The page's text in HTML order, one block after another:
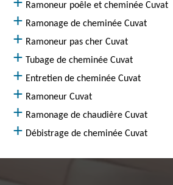
Ramoneur poêle et cheminée Cuvat
Ramonage de cheminée Cuvat
Ramoneur pas cher Cuvat
Tubage de cheminée Cuvat
Entretien de cheminée Cuvat
Ramoneur Cuvat
Ramonage de chaudière Cuvat
Débistrage de cheminée Cuvat